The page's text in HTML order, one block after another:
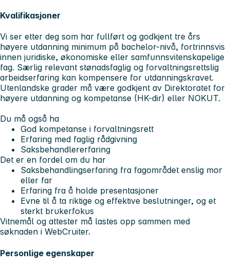
Kvalifikasjoner
Vi ser etter deg som har fullført og godkjent tre års
høyere utdanning minimum på bachelor-nivå, fortrinnsvis
innen juridiske, økonomiske eller samfunnsvitenskapelige
fag. Særlig relevant stønadsfaglig og forvaltningsrettslig
arbeidserfaring kan kompensere for utdanningskravet.
Utenlandske grader må være godkjent av Direktoratet for
høyere utdanning og kompetanse (HK-dir) eller NOKUT.
Du må også ha
God kompetanse i forvaltningsrett
Erfaring med faglig rådgivning
Saksbehandlererfaring
Det er en fordel om du har
Saksbehandlingserfaring fra fagområdet enslig mor
eller far
Erfaring fra å holde presentasjoner
Evne til å ta riktige og effektive beslutninger, og et
sterkt brukerfokus
Vitnemål og attester må lastes opp sammen med
søknaden i WebCruiter.
Personlige egenskaper